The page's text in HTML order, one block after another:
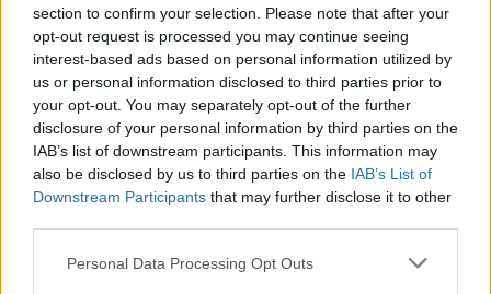
section to confirm your selection. Please note that after your
opt-out request is processed you may continue seeing
interest-based ads based on personal information utilized by
us or personal information disclosed to third parties prior to
your opt-out. You may separately opt-out of the further
disclosure of your personal information by third parties on the
IAB’s list of downstream participants. This information may
also be disclosed by us to third parties on the IAB’s List of
Downstream Participants that may further disclose it to other
Personal Data Processing Opt Outs